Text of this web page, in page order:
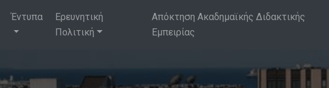
Έντυπα
Ερευνητική
Πολιτική
Απόκτηση Ακαδημαϊκής Διδακτικής
Εμπειρίας